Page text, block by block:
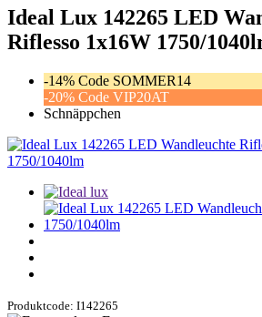
Ideal Lux 142265 LED
Riflesso 1x16W 1750/
-14% Code SOMMER14
-20% Code VIP20AT
Schnäppchen
Produktcode: I142265